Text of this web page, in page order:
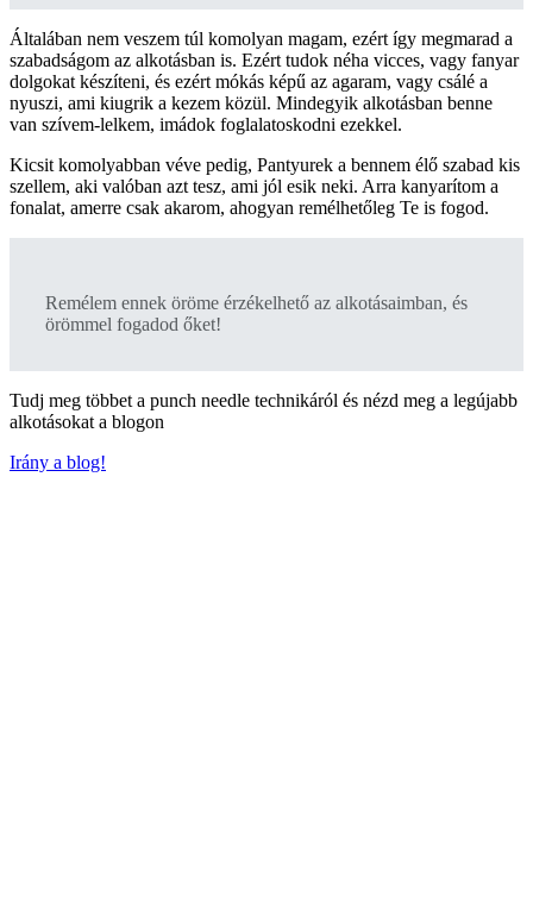
Általában nem veszem túl komolyan magam, ezért így megmarad a
szabadságom az alkotásban is. Ezért tudok néha vicces, vagy fanyar
dolgokat készíteni, és ezért mókás képű az agaram, vagy csálé a
nyuszi, ami kiugrik a kezem közül. Mindegyik alkotásban benne
van szívem-lelkem, imádok foglalatoskodni ezekkel.
Kicsit komolyabban véve pedig, Pantyurek a bennem élő szabad kis
szellem, aki valóban azt tesz, ami jól esik neki. Arra kanyarítom a
fonalat, amerre csak akarom, ahogyan remélhetőleg Te is fogod.
Remélem ennek öröme érzékelhető az alkotásaimban, és
örömmel fogadod őket!
Tudj meg többet a punch needle technikáról és nézd meg a legújabb
alkotásokat a blogon
Irány a blog!